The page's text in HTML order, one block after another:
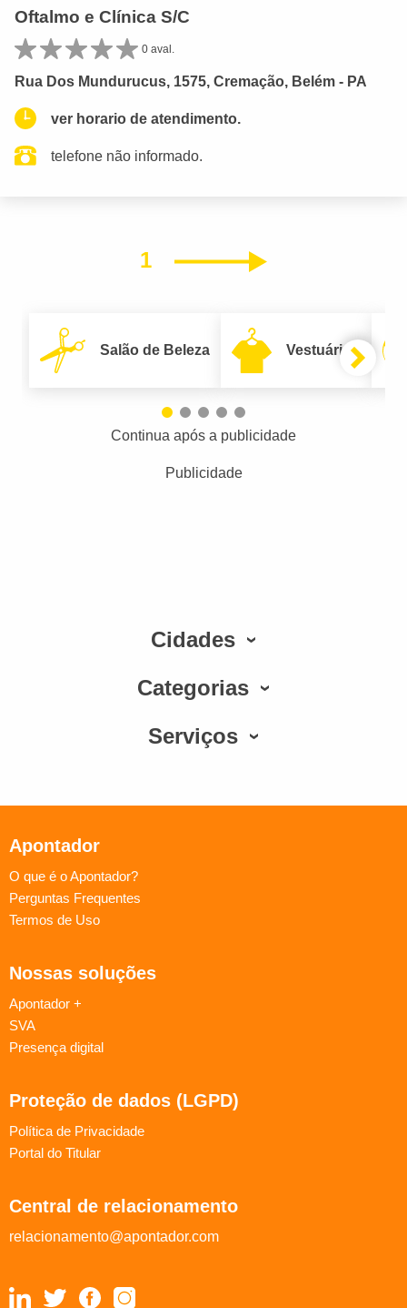
Oftalmo e Clínica S/C
0 aval.
Rua Dos Mundurucus, 1575, Cremação, Belém - PA
ver horario de atendimento.
telefone não informado.
1 Próximo
Salão de Beleza Vestuário
Continua após a publicidade
Publicidade
Cidades
Categorias
Serviços
Apontador
O que é o Apontador?
Perguntas Frequentes
Termos de Uso
Nossas soluções
Apontador +
SVA
Presença digital
Proteção de dados (LGPD)
Política de Privacidade
Portal do Titular
Central de relacionamento
relacionamento@apontador.com